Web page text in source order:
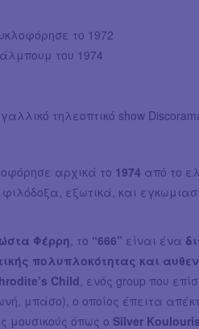
το 1972
του 1974
τηλεοπτικό show
αρχικά το 1974 από το
φιλόδοξα, εξωτικά, και
Φέρρη , το “666” είναι ένα
πολυπλοκότητας και
Child , ενός group που
μπάσο), ο οποίος έπειτα
μουσικούς όπως ο Silver Koulouris